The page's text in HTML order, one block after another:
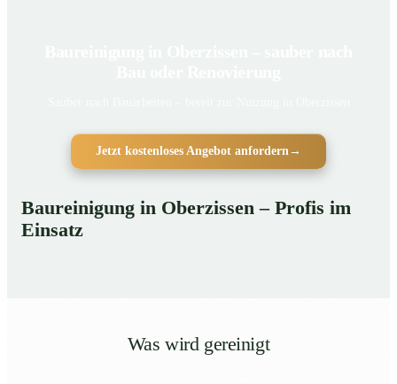
Jetzt kostenloses Angebot anfordern→
Baureinigung in Oberzissen – Profis im
Einsatz
Was wird gereinigt